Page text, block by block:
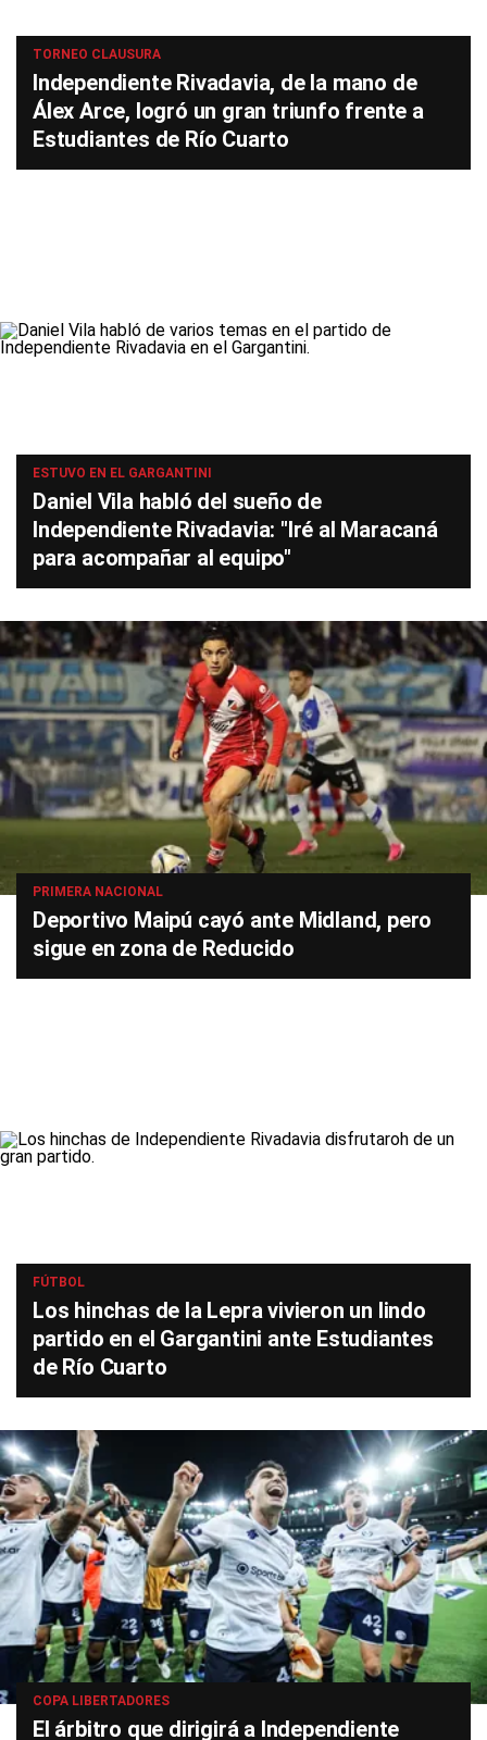
TORNEO CLAUSURA
Independiente Rivadavia, de la mano de
Álex Arce, logró un gran triunfo frente a
Estudiantes de Río Cuarto
ESTUVO EN EL GARGANTINI
Daniel Vila habló del sueño de
Independiente Rivadavia: "Iré al Maracaná
para acompañar al equipo"
PRIMERA NACIONAL
Deportivo Maipú cayó ante Midland, pero
sigue en zona de Reducido
FÚTBOL
Los hinchas de la Lepra vivieron un lindo
partido en el Gargantini ante Estudiantes
de Río Cuarto
COPA LIBERTADORES
El árbitro que dirigirá a Independiente